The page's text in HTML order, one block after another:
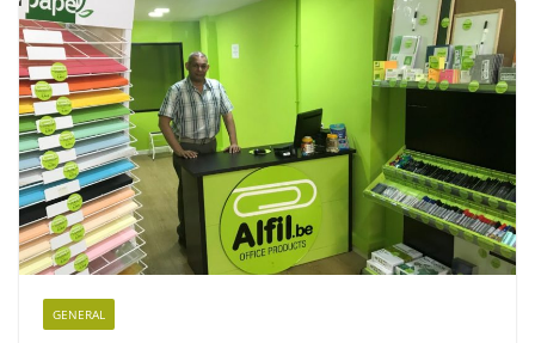
GENERAL